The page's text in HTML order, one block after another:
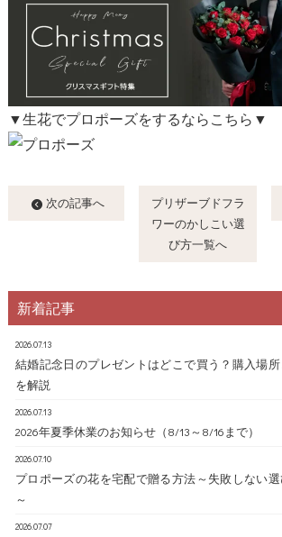
▼生花でプロポーズをするならこちら▼
次の記事へ
プリザーブドフラ
ワーのかしこい選
び方一覧へ
新着記事
2026.07.13
結婚記念日のプレゼントはどこで買う？購入場
を解説
2026.07.13
2026年夏季休業のお知らせ（8/13～8/16まで）
2026.07.10
プロポーズの花を宅配で贈る方法～失敗しない
～
2026.07.07